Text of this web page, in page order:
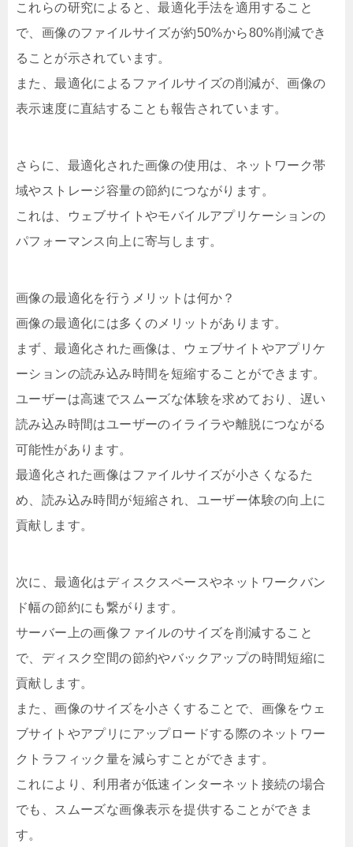
これらの研究によると、最適化手法を適用すること
で、画像のファイルサイズが約50%から80%削減でき
ることが示されています。
また、最適化によるファイルサイズの削減が、画像の
表示速度に直結することも報告されています。
さらに、最適化された画像の使用は、ネットワーク帯
域やストレージ容量の節約につながります。
これは、ウェブサイトやモバイルアプリケーションの
パフォーマンス向上に寄与します。
画像の最適化を行うメリットは何か？
画像の最適化には多くのメリットがあります。
まず、最適化された画像は、ウェブサイトやアプリケ
ーションの読み込み時間を短縮することができます。
ユーザーは高速でスムーズな体験を求めており、遅い
読み込み時間はユーザーのイライラや離脱につながる
可能性があります。
最適化された画像はファイルサイズが小さくなるた
め、読み込み時間が短縮され、ユーザー体験の向上に
貢献します。
次に、最適化はディスクスペースやネットワークバン
ド幅の節約にも繋がります。
サーバー上の画像ファイルのサイズを削減すること
で、ディスク空間の節約やバックアップの時間短縮に
貢献します。
また、画像のサイズを小さくすることで、画像をウェ
ブサイトやアプリにアップロードする際のネットワー
クトラフィック量を減らすことができます。
これにより、利用者が低速インターネット接続の場合
でも、スムーズな画像表示を提供することができま
す。